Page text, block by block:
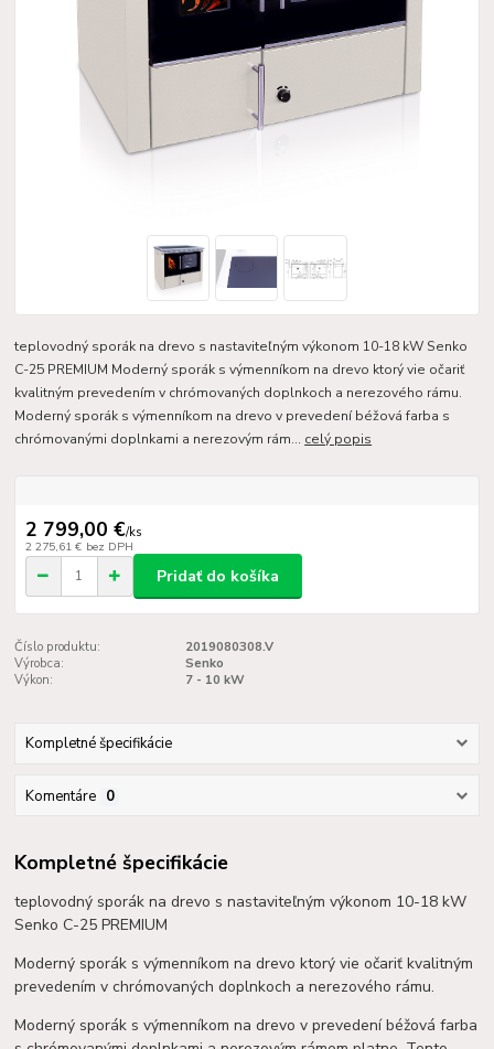
teplovodný sporák na drevo s nastaviteľným výkonom 10-18 kW Senko
C-25 PREMIUM Moderný sporák s výmenníkom na drevo ktorý vie očariť
kvalitným prevedením v chrómovaných doplnkoch a nerezového rámu.
Moderný sporák s výmenníkom na drevo v prevedení béžová farba s
chrómovanými doplnkami a nerezovým rám... celý popis
2 799,00 €/ks
2 275,61 € bez DPH
Pridať do košíka
Číslo produktu:
2019080308.V
Výrobca:
Senko
Výkon:
7 - 10 kW
Kompletné špecifikácie
Komentáre 0
Kompletné špecifikácie
teplovodný sporák na drevo s nastaviteľným výkonom 10-18 kW
Senko C-25 PREMIUM
Moderný sporák s výmenníkom na drevo ktorý vie očariť kvalitným
prevedením v chrómovaných doplnkoch a nerezového rámu.
Moderný sporák s výmenníkom na drevo v prevedení béžová farba